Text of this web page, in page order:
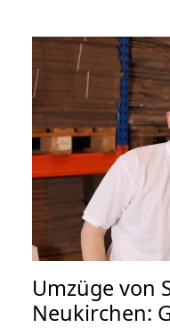
Umzüge von
Neukirchen: